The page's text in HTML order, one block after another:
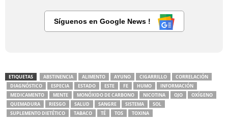
Síguenos en Google News !
ETIQUETAS ABSTINENCIA ALIMENTO AYUNO CIGARRILLO
CORRELACIÓN
DIAGNÓSTICO
ESPECIA ESTADO ESTE FE HUMO
INFORMACIÓN
MEDICAMENTO
MENTE MONÓXIDO DE CARBONO NICOTINA OJO
OXÍGENO
QUEMADURA
RIESGO SALUD SANGRE SISTEMA
SOL
SUPLEMENTO DIETÉTICO
TABACO TÉ TOS TOXINA